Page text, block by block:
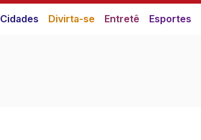
Cidades Divirta-se Entretê Esportes